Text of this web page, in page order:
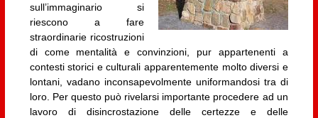
sull’immaginario si
riescono a fare
straordinarie ricostruzioni
di come mentalità e convinzioni, pur appartenenti a
contesti storici e culturali apparentemente molto diversi e
lontani, vadano inconsapevolmente uniformandosi tra di
loro. Per questo può rivelarsi importante procedere ad un
lavoro di disincrostazione delle certezze e delle